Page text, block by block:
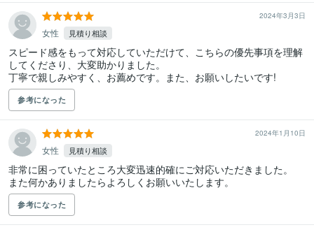
2024年3月3日
女性 見積り相談
スピード感をもって対応していただけて、こちらの優先事項を理解
してくださり、大変助かりました。
丁寧で親しみやすく、お薦めです。また、お願いしたいです!
参考になった
2024年1月10日
女性 見積り相談
非常に困っていたところ大変迅速的確にご対応いただきました。
また何かありましたらよろしくお願いいたします。
参考になった